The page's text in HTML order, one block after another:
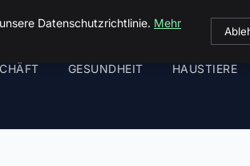
GESUNDHEIT HAUSTIERE
Datenschutzrichtlinie. Mehr